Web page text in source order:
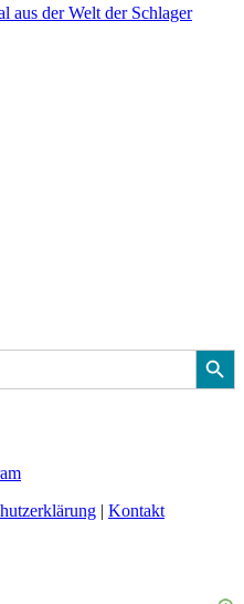
Search Button
| Kontakt